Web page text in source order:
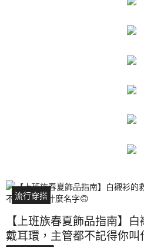
流行穿搭
【上班族春夏飾品指南】
戴耳環，主管都不記得你叫